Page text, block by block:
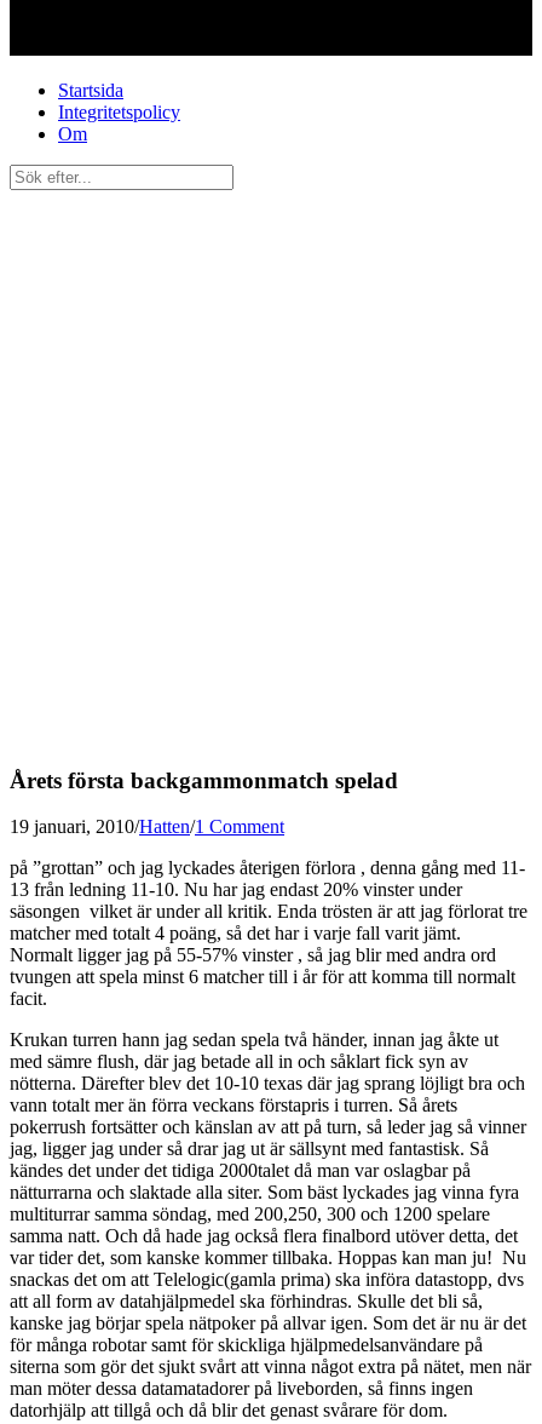
Startsida
Integritetspolicy
Om
Årets första backgammonmatch spelad
19 januari, 2010/Hatten/1 Comment
på ”grottan” och jag lyckades återigen förlora , denna gång med 11-
13 från ledning 11-10. Nu har jag endast 20% vinster under
säsongen vilket är under all kritik. Enda trösten är att jag förlorat tre
matcher med totalt 4 poäng, så det har i varje fall varit jämt.
Normalt ligger jag på 55-57% vinster , så jag blir med andra ord
tvungen att spela minst 6 matcher till i år för att komma till normalt
facit.
Krukan turren hann jag sedan spela två händer, innan jag åkte ut
med sämre flush, där jag betade all in och såklart fick syn av
nötterna. Därefter blev det 10-10 texas där jag sprang löjligt bra och
vann totalt mer än förra veckans förstapris i turren. Så årets
pokerrush fortsätter och känslan av att på turn, så leder jag så vinner
jag, ligger jag under så drar jag ut är sällsynt med fantastisk. Så
kändes det under det tidiga 2000talet då man var oslagbar på
nätturrarna och slaktade alla siter. Som bäst lyckades jag vinna fyra
multiturrar samma söndag, med 200,250, 300 och 1200 spelare
samma natt. Och då hade jag också flera finalbord utöver detta, det
var tider det, som kanske kommer tillbaka. Hoppas kan man ju! Nu
snackas det om att Telelogic(gamla prima) ska införa datastopp, dvs
att all form av datahjälpmedel ska förhindras. Skulle det bli så,
kanske jag börjar spela nätpoker på allvar igen. Som det är nu är det
för många robotar samt för skickliga hjälpmedelsanvändare på
siterna som gör det sjukt svårt att vinna något extra på nätet, men när
man möter dessa datamatadorer på liveborden, så finns ingen
datorhjälp att tillgå och då blir det genast svårare för dom.